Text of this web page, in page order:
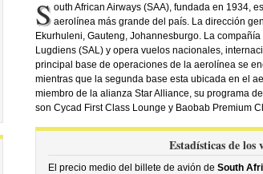
S outh African Airways (SAA), fundada en 1934,
aerolínea más grande del país. La dirección
Ekurhuleni, Gauteng, Johannesburgo. La
Lugdiens (SAL) y opera vuelos nacionales,
principal base de operaciones de la aerolínea se
mientras que la segunda base esta ubicada en el
miembro de la alianza Star Alliance, su programa
son Cycad First Class Lounge y Baobab Premium
Estadísticas de
El precio medio del billete de avión de South